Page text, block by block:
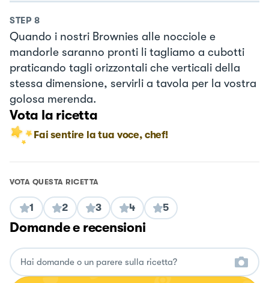
STEP 8
Quando i nostri Brownies alle nocciole e
mandorle saranno pronti li tagliamo a cubotti
praticando tagli orizzontali che verticali della
stessa dimensione, servirli a tavola per la vostra
golosa merenda.
Vota la ricetta
Fai sentire la tua voce, chef!
VOTA QUESTA RICETTA
1 2 3 4 5
Domande e recensioni